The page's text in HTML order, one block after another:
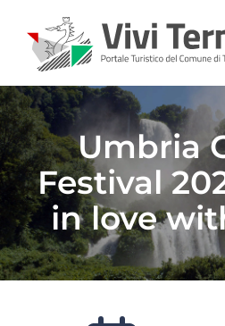
Umbria
Festival
in love